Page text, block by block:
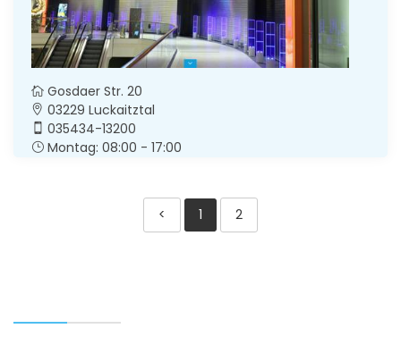
Gosdaer Str. 20
03229 Luckaitztal
035434-13200
Montag: 08:00 - 17:00
< 1 2